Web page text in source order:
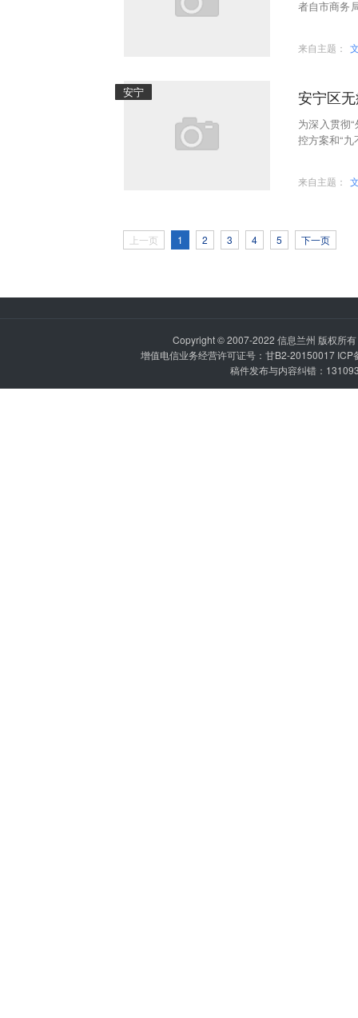
者自市商务
来自主题：
安宁 安宁区
为深入贯彻
控方案和“
来自主题：
上一页 1 2 3 4 5 下一页
Copyright © 2007-2022 信息兰州 版权所
增值电信业务经营许可证号：甘B2-20150017 ICP
稿件发布与内容纠错：